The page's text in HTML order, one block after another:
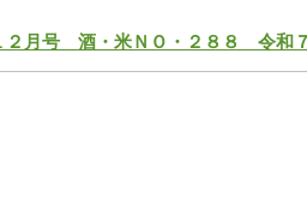
２月号 酒・米ＮＯ・２８８ 令和